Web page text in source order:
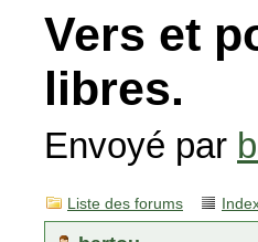
Vers et
libres.
Envoyé par
Liste des forums